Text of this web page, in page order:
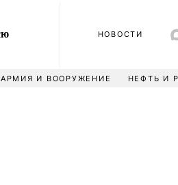
НОВОСТИ
АРМИЯ И ВООРУЖЕНИЕ НЕФТЬ И